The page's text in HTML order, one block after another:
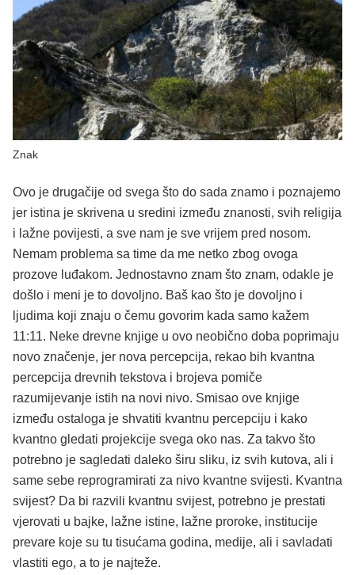
Znak
Ovo je drugačije od svega što do sada znamo i poznajemo
jer istina je skrivena u sredini između znanosti, svih religija
i lažne povijesti, a sve nam je sve vrijem pred nosom.
Nemam problema sa time da me netko zbog ovoga
prozove luđakom. Jednostavno znam što znam, odakle je
došlo i meni je to dovoljno. Baš kao što je dovoljno i
ljudima koji znaju o čemu govorim kada samo kažem
11:11. Neke drevne knjige u ovo neobično doba poprimaju
novo značenje, jer nova percepcija, rekao bih kvantna
percepcija drevnih tekstova i brojeva pomiče
razumijevanje istih na novi nivo. Smisao ove knjige
između ostaloga je shvatiti kvantnu percepciju i kako
kvantno gledati projekcije svega oko nas. Za takvo što
potrebno je sagledati daleko širu sliku, iz svih kutova, ali i
same sebe reprogramirati za nivo kvantne svijesti. Kvantna
svijest? Da bi razvili kvantnu svijest, potrebno je prestati
vjerovati u bajke, lažne istine, lažne proroke, institucije
prevare koje su tu tisućama godina, medije, ali i savladati
vlastiti ego, a to je najteže.